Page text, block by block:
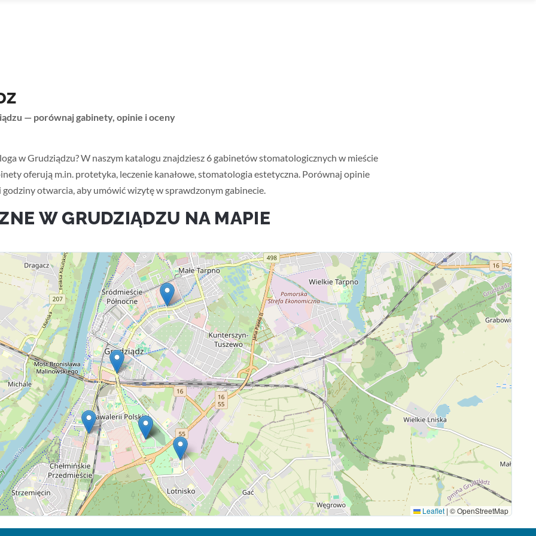
— porównaj gabinety, opinie i oceny
w Grudziądzu? W naszym katalogu znajdziesz 6 gabinetów stomatologicznych w mieście
oferują m.in. protetyka, leczenie kanałowe, stomatologia estetyczna. Porównaj opinie
godziny otwarcia, aby umówić wizytę w sprawdzonym gabinecie.
W GRUDZIĄDZU NA MAPIE
Leaflet | © OpenStreetMap